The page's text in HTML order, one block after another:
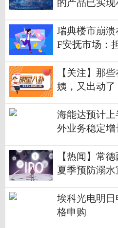
的产品已实
瑞典楼市崩
F安抚市场：
【关注】那
姨，又出动
海能达预计
外业务稳定增
【热闻】常
夏季预防溺
埃科光电明日
格申购